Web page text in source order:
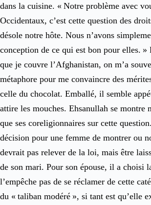
dans la cuisine. « Notre problème avec
Occidentaux, c’est cette question des
désole notre hôte. Nous n’avons
conception de ce qui est bon pour elles. »
que je couvre l’Afghanistan, on m’a
métaphore pour me convaincre des
celle du chocolat. Emballé, il semble
attire les mouches. ­Ehsanullah se montre
que ses co­religionnaires sur cette
décision pour une femme de montrer ou
devrait pas relever de la loi, mais être
de son mari. Pour son épouse, il a choisi
l’empêche pas de se réclamer de cette
du « taliban modéré », si tant est qu’elle